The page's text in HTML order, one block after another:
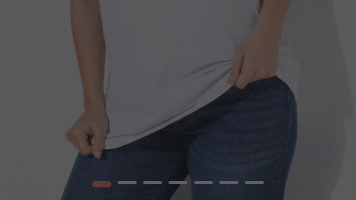
1 2 3 4 5 6 7